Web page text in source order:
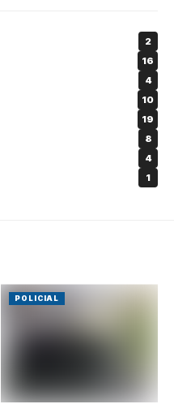
2
16
4
10
19
8
4
1
POLICIAL